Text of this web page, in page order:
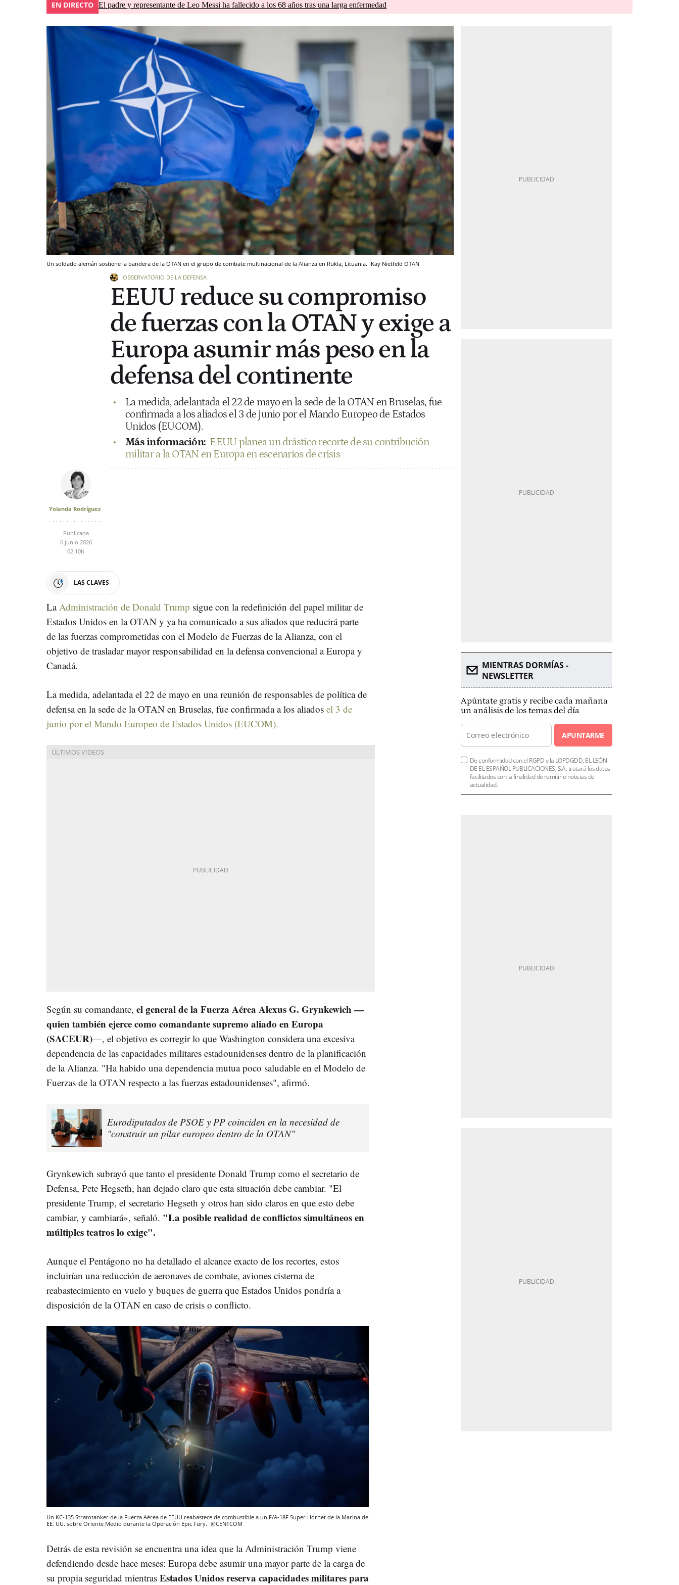
EN DIRECTO El padre y representante de Leo Messi ha fallecido a los 68 años tras una larga enfermedad
Un soldado alemán sostiene la bandera de la OTAN en el grupo de combate multinacional de la Alianza en Rukla, Lituania. Kay Nietfeld OTAN
OBSERVATORIO DE LA DEFENSA
EEUU reduce su compromiso
de fuerzas con la OTAN y exige a
Europa asumir más peso en la
defensa del continente
La medida, adelantada el 22 de mayo en la sede de la OTAN en Bruselas, fue
confirmada a los aliados el 3 de junio por el Mando Europeo de Estados
Unidos (EUCOM).
Más información: EEUU planea un drástico recorte de su contribución
militar a la OTAN en Europa en escenarios de crisis
Yolanda Rodríguez
Publicada
6 junio 2026
02:10h
LAS CLAVES
La Administración de Donald Trump sigue con la redefinición del papel militar de
Estados Unidos en la OTAN y ya ha comunicado a sus aliados que reducirá parte
de las fuerzas comprometidas con el Modelo de Fuerzas de la Alianza, con el
objetivo de trasladar mayor responsabilidad en la defensa convencional a Europa y
Canadá.
La medida, adelantada el 22 de mayo en una reunión de responsables de política de
defensa en la sede de la OTAN en Bruselas, fue confirmada a los aliados el 3 de
junio por el Mando Europeo de Estados Unidos (EUCOM).
Según su comandante, el general de la Fuerza Aérea Alexus G. Grynkewich —
quien también ejerce como comandante supremo aliado en Europa
(SACEUR)—, el objetivo es corregir lo que Washington considera una excesiva
dependencia de las capacidades militares estadounidenses dentro de la planificación
de la Alianza. "Ha habido una dependencia mutua poco saludable en el Modelo de
Fuerzas de la OTAN respecto a las fuerzas estadounidenses", afirmó.
Eurodiputados de PSOE y PP coinciden en la necesidad de
"construir un pilar europeo dentro de la OTAN"
Grynkewich subrayó que tanto el presidente Donald Trump como el secretario de
Defensa, Pete Hegseth, han dejado claro que esta situación debe cambiar. "El
presidente Trump, el secretario Hegseth y otros han sido claros en que esto debe
cambiar, y cambiará», señaló. "La posible realidad de conflictos simultáneos en
múltiples teatros lo exige".
Aunque el Pentágono no ha detallado el alcance exacto de los recortes, estos
incluirían una reducción de aeronaves de combate, aviones cisterna de
reabastecimiento en vuelo y buques de guerra que Estados Unidos pondría a
disposición de la OTAN en caso de crisis o conflicto.
Un KC-135 Stratotanker de la Fuerza Aérea de EEUU reabastece de combustible a un F/A-18F Super Hornet de la Marina de
EE. UU. sobre Oriente Medio durante la Operación Epic Fury. @CENTCOM
Detrás de esta revisión se encuentra una idea que la Administración Trump viene
defendiendo desde hace meses: Europa debe asumir una mayor parte de la carga de
su propia seguridad mientras Estados Unidos reserva capacidades militares para
MIENTRAS DORMÍAS -
NEWSLETTER
Apúntate gratis y recibe cada mañana
un análisis de los temas del día
APUNTARME
De conformidad con el RGPD y la LOPDGDD, EL LEÓN
DE EL ESPAÑOL PUBLICACIONES, S.A. tratará los datos
facilitados con la finalidad de remitirle noticias de
actualidad.